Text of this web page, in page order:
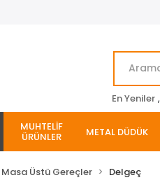
En Yeniler ,
MUHTELİF
ÜRÜNLER METAL DÜDÜK
Masa Üstü Gereçler Delgeç